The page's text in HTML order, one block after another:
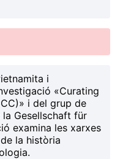
i
«Curating
i del grup de
Gesellschaft für
examina les xarxes
la història